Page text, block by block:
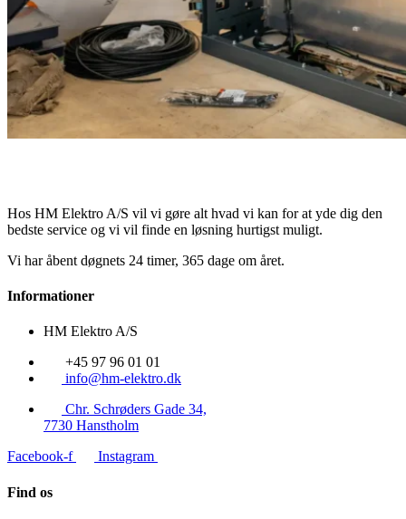
Hos HM Elektro A/S vil vi gøre alt hvad vi kan for at yde dig den
bedste service og vi vil finde en løsning hurtigst muligt.
Vi har åbent døgnets 24 timer, 365 dage om året.
Informationer
HM Elektro A/S
+45 97 96 01 01
info@hm-elektro.dk
Chr. Schrøders Gade 34,
7730 Hanstholm
Facebook-f
Instagram
Find os